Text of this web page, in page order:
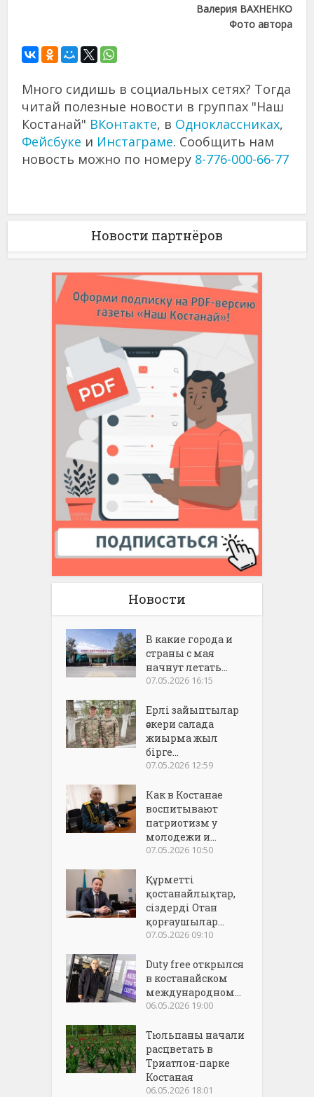
Валерия ВАХНЕНКО
Фото автора
Много сидишь в социальных сетях? Тогда
читай полезные новости в группах "Наш
Костанай" ВКонтакте, в Одноклассниках,
Фейсбуке и Инстаграме. Сообщить нам
новость можно по номеру 8-776-000-66-77
Новости партнёров
Новости
В какие города и
страны с мая
начнут летать...
07.05.2026 16:15
Ерлі зайыптылар
әскери салада
жиырма жыл
бірге...
07.05.2026 12:59
Как в Костанае
воспитывают
патриотизм у
молодежи и...
07.05.2026 10:50
Құрметті
қостанайлықтар,
сіздерді Отан
қорғаушылар...
07.05.2026 09:10
Duty free открылся
в костанайском
международном...
06.05.2026 19:00
Тюльпаны начали
расцветать в
Триатлон-парке
Костаная
06.05.2026 18:01